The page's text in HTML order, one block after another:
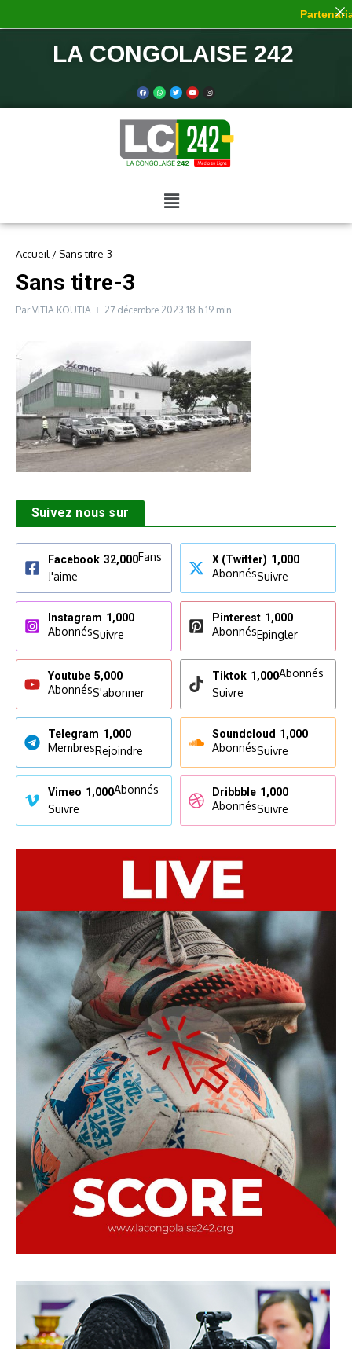
LA CONGOLAISE 242
Accueil / Sans titre-3
Sans titre-3
ParVITIA KOUTIA 27 décembre 2023 18 h 19 min
Suivez nous sur
Facebook 32,000Fans
J'aime
X (Twitter) 1,000
AbonnésSuivre
Instagram 1,000
AbonnésSuivre
Pinterest 1,000
AbonnésEpingler
Youtube 5,000
AbonnésS'abonner
Tiktok 1,000Abonnés
Suivre
Telegram 1,000
MembresRejoindre
Soundcloud 1,000
AbonnésSuivre
Vimeo 1,000Abonnés
Suivre
Dribbble 1,000
AbonnésSuivre